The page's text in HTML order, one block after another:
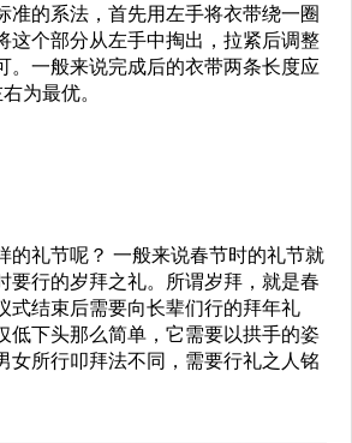
准的系法，首先用左手将衣带绕一圈
这个部分从左手中掏出，拉紧后调整
。一般来说完成后的衣带两条长度应
为最优。
的礼节呢？ 一般来说春节时的礼节就
要行的岁拜之礼。所谓岁拜，就是春
式结束后需要向长辈们行的拜年礼
低下头那么简单，它需要以拱手的姿
女所行叩拜法不同，需要行礼之人铭